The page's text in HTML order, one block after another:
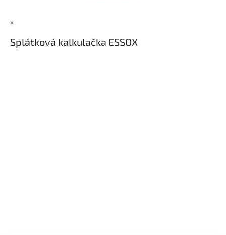
×
Splátková kalkulačka ESSOX